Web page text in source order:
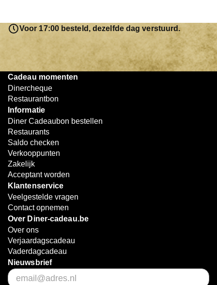
resterende bedrag blijft gewoon op de bon staan en kan
later worden gebruikt. Zo geniet je keer op keer van
bijzondere eetmomenten.
Voor 17:00 besteld, dezelfde dag verstuurd.
Cadeau momenten
Dinercheque
Restaurantbon
Informatie
Diner Cadeaubon bestellen
Restaurants
Saldo checken
Verkooppunten
Zakelijk
Acceptant worden
Klantenservice
Veelgestelde vragen
Contact opnemen
Over Diner-cadeau.be
Over ons
Verjaardagscadeau
Vaderdagcadeau
Nieuwsbrief